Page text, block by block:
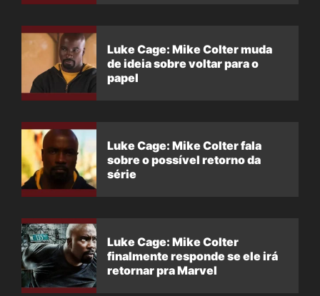
Luke Cage: Mike Colter muda
de ideia sobre voltar para o
papel
Luke Cage: Mike Colter fala
sobre o possível retorno da
série
Luke Cage: Mike Colter
finalmente responde se ele irá
retornar pra Marvel